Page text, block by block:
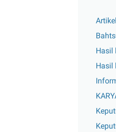
Artikel
Hasil
Hasil